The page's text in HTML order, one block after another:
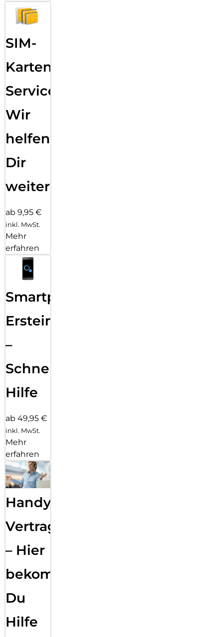
SIM-
Karten
Service:
Wir
helfen
Dir
weiter
ab 9,95 €
inkl. MwSt.
Mehr
erfahren
Smartphone
Ersteinrichtung
–
Schnelle
Hilfe
ab 49,95 €
inkl. MwSt.
Mehr
erfahren
Handy
Vertragsabwicklung
– Hier
bekommst
Du
Hilfe